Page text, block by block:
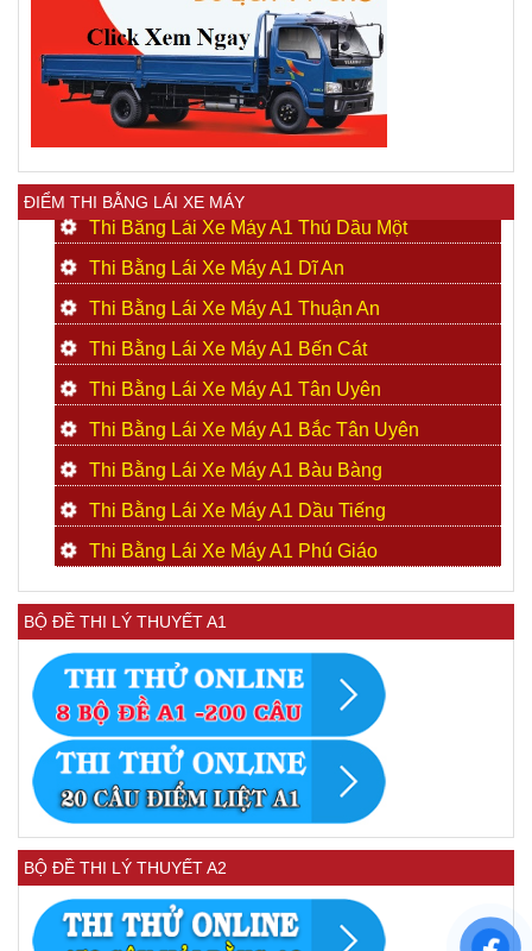
ĐIỂM THI BẰNG LÁI XE MÁY
Thi Bằng Lái Xe Máy A1 Thủ Dầu Một
Thi Bằng Lái Xe Máy A1 Dĩ An
Thi Bằng Lái Xe Máy A1 Thuận An
Thi Bằng Lái Xe Máy A1 Bến Cát
Thi Bằng Lái Xe Máy A1 Tân Uyên
Thi Bằng Lái Xe Máy A1 Bắc Tân Uyên
Thi Bằng Lái Xe Máy A1 Bàu Bàng
Thi Bằng Lái Xe Máy A1 Dầu Tiếng
Thi Bằng Lái Xe Máy A1 Phú Giáo
BỘ ĐỀ THI LÝ THUYẾT A1
BỘ ĐỀ THI LÝ THUYẾT A2